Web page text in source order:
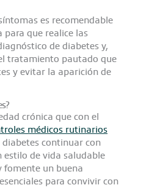
es recomendable
que realice las
de diabetes y,
tratamiento pautado que
y evitar la aparición de
crónica que con el
médicos rutinarios
continuar con
estilo de vida saludable
fomente un buena
para convivir con